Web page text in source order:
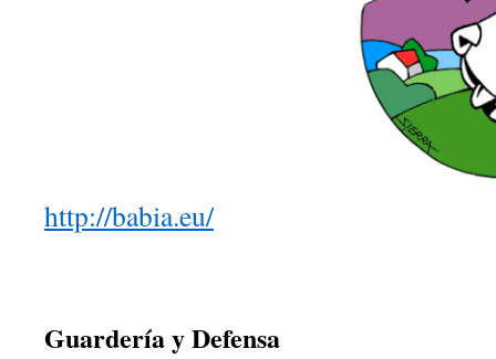
http://babia.eu/
Guardería y Defensa